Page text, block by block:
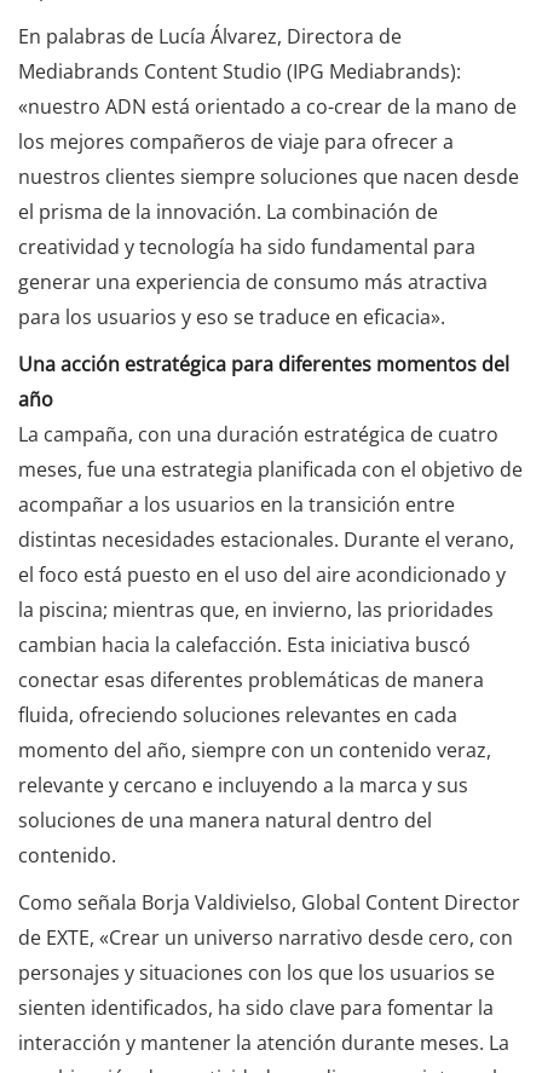
En palabras de Lucía Álvarez, Directora de
Mediabrands Content Studio (IPG Mediabrands):
«nuestro ADN está orientado a co-crear de la mano de
los mejores compañeros de viaje para ofrecer a
nuestros clientes siempre soluciones que nacen desde
el prisma de la innovación. La combinación de
creatividad y tecnología ha sido fundamental para
generar una experiencia de consumo más atractiva
para los usuarios y eso se traduce en eficacia».
Una acción estratégica para diferentes momentos del
año
La campaña, con una duración estratégica de cuatro
meses, fue una estrategia planificada con el objetivo de
acompañar a los usuarios en la transición entre
distintas necesidades estacionales. Durante el verano,
el foco está puesto en el uso del aire acondicionado y
la piscina; mientras que, en invierno, las prioridades
cambian hacia la calefacción. Esta iniciativa buscó
conectar esas diferentes problemáticas de manera
fluida, ofreciendo soluciones relevantes en cada
momento del año, siempre con un contenido veraz,
relevante y cercano e incluyendo a la marca y sus
soluciones de una manera natural dentro del
contenido.
Como señala Borja Valdivielso, Global Content Director
de EXTE, «Crear un universo narrativo desde cero, con
personajes y situaciones con los que los usuarios se
sienten identificados, ha sido clave para fomentar la
interacción y mantener la atención durante meses. La